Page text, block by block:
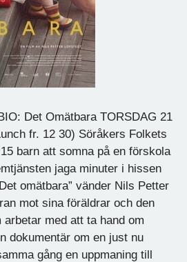
Det Omätbara TORSDAG 21
fr. 12 30) Söråkers Folkets
barn att somna på en förskola
jaga minuter i hissen
omätbara” vänder Nils Petter
mot sina föräldrar och den
med att ta hand om
dokumentär om en just nu
gång en uppmaning till